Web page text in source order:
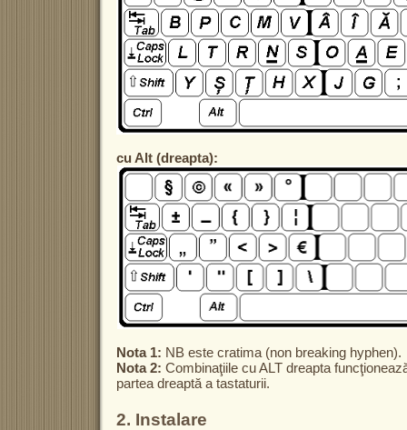
cu Alt (dreapta):
Nota 1: NB este cratima (non breaking hyphen).
Nota 2: Combinaţiile cu ALT dreapta
partea dreaptă a tastaturii.
2. Instalare